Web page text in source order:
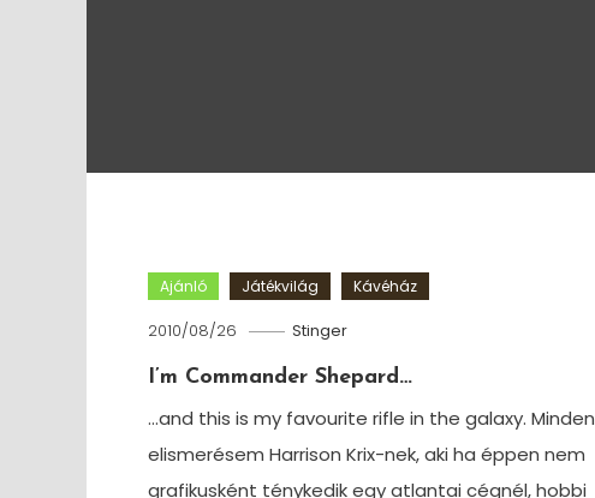
Ajánló Játékvilág Kávéház
2010/08/26 Stinger
I’m Commander Shepard…
…and this is my favourite rifle in the galaxy. Minden
elismerésem Harrison Krix-nek, aki ha éppen nem
grafikusként ténykedik egy atlantai cégnél, hobbi